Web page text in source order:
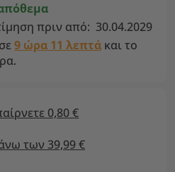
πριν από: 30.04.2029
9 ώρα 11 λεπτά και το
0,80 €
των 39,99 €